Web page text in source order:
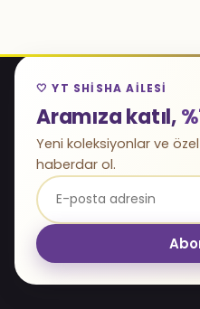
🤍 YT SHISHA AILESI
Aramıza katıl,
Yeni koleksiyonlar ve
haberdar ol.